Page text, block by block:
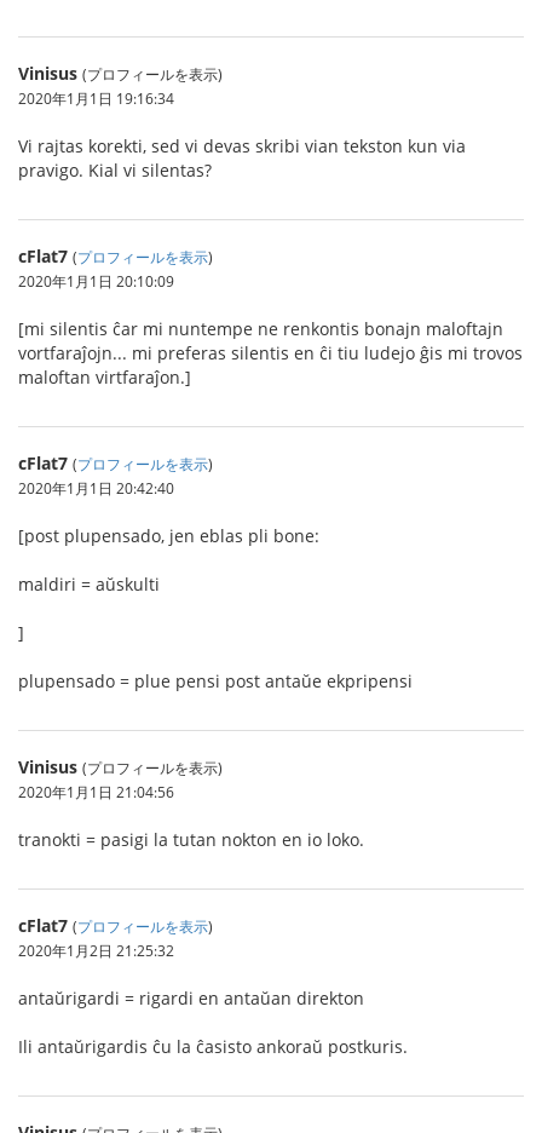
Vinisus (プロフィールを表示)
2020年1月1日 19:16:34
Vi rajtas korekti, sed vi devas skribi vian tekston kun via
pravigo. Kial vi silentas?
cFlat7 (プロフィールを表示)
2020年1月1日 20:10:09
[mi silentis ĉar mi nuntempe ne renkontis bonajn maloftajn
vortfaraĵojn... mi preferas silentis en ĉi tiu ludejo ĝis mi trovos
maloftan virtfaraĵon.]
cFlat7 (プロフィールを表示)
2020年1月1日 20:42:40
[post plupensado, jen eblas pli bone:
maldiri = aŭskulti
]
plupensado = plue pensi post antaŭe ekpripensi
Vinisus (プロフィールを表示)
2020年1月1日 21:04:56
tranokti = pasigi la tutan nokton en io loko.
cFlat7 (プロフィールを表示)
2020年1月2日 21:25:32
antaŭrigardi = rigardi en antaŭan direkton
Ili antaŭrigardis ĉu la ĉasisto ankoraŭ postkuris.